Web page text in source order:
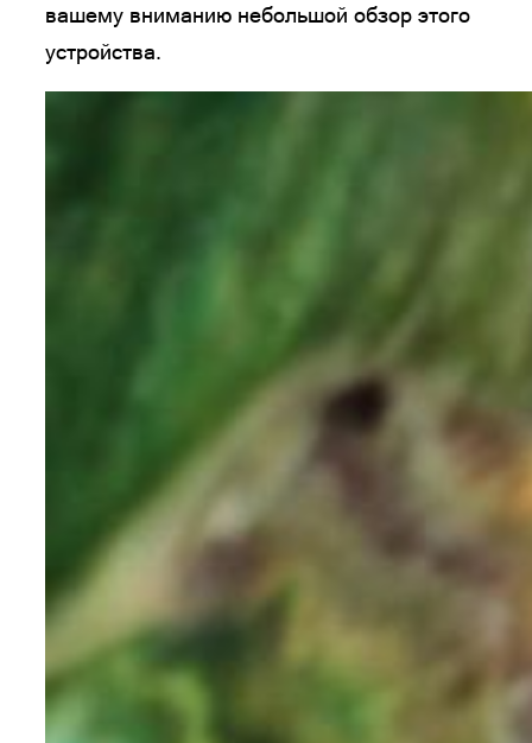
вашему вниманию небольшой обзор этого
устройства.